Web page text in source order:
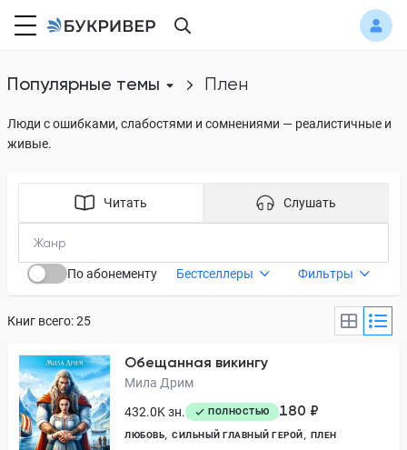
Популярные темы плен
Люди с ошибками, слабостями и сомнениями — реалистичные и
живые.
Читать Слушать
По абонементу Бестселлеры Фильтры
Книг всего: 25
Обещанная викингу
Мила Дрим
432.0K зн.
ПОЛНОСТЬЮ 180 ₽
ЛЮБОВЬ СИЛЬНЫЙ ГЛАВНЫЙ ГЕРОЙ ПЛЕН